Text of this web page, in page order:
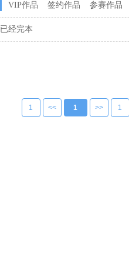
VIP作品 签约作品 参赛作品
已经完本
1 << 1 >> 1